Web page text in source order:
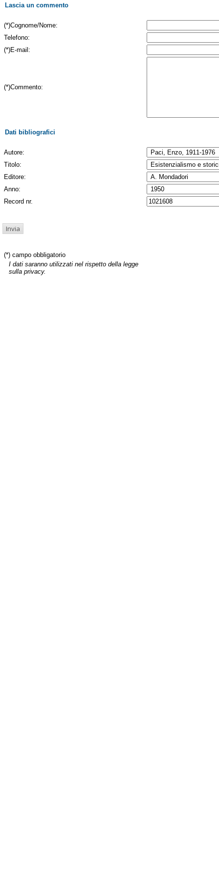
Lascia un commento
(*)Cognome/Nome:
Telefono:
(*)E-mail:
(*)Commento:
Dati bibliografici
Autore:
Titolo:
Editore:
Anno:
Record nr.
(*) campo obbligatorio
I dati saranno utilizzati nel rispetto della legge
sulla privacy.